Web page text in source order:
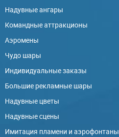
Надувные ангары
Командные аттракционы
Аэромены
Чудо шары
Индивидуальные заказы
Большие рекламные шары
Надувные цветы
Надувные сцены
Имитация пламени и аэрофонтаны